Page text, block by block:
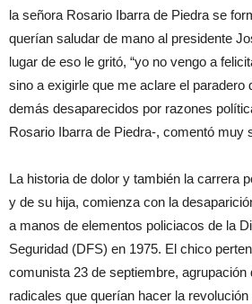
la señora Rosario Ibarra de Piedra se
querían saludar de mano al presidente
lugar de eso le gritó, “yo no vengo a
sino a exigirle que me aclare el paradero
demás desaparecidos por razones
Rosario Ibarra de Piedra-, comentó muy
La historia de dolor y también la carrera
y de su hija, comienza con la
a manos de elementos policiacos de la
Seguridad (DFS) en 1975. El chico
comunista 23 de septiembre,
radicales que querían hacer la